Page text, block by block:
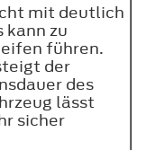
mit deutlich
kann zu
führen.
der
des
lässt
sicher